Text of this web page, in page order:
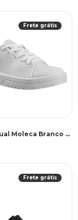
Frete grátis
Tênis Casual Moleca Branco Textura Lisa
Frete grátis